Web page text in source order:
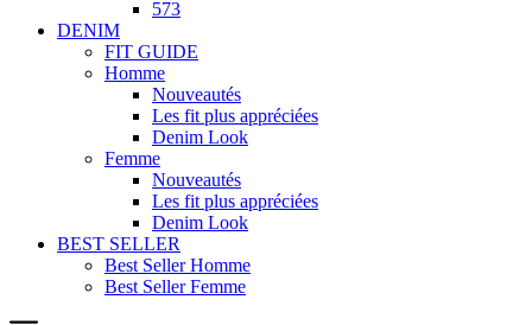
573
DENIM
FIT GUIDE
Homme
Nouveautés
Les fit plus appréciées
Denim Look
Femme
Nouveautés
Les fit plus appréciées
Denim Look
BEST SELLER
Best Seller Homme
Best Seller Femme